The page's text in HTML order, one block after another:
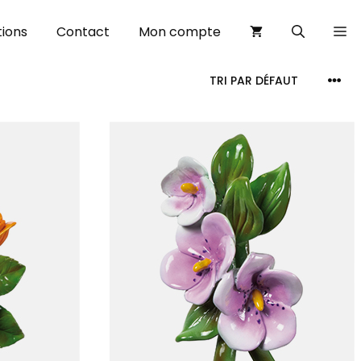
Contact Mon compte